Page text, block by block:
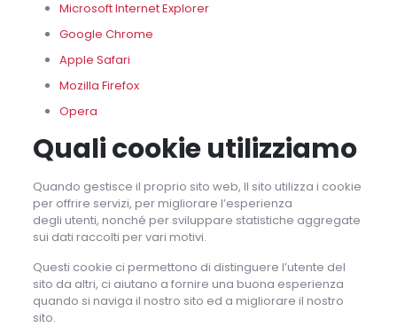
Microsoft Internet Explorer
Google Chrome
Apple Safari
Mozilla Firefox
Opera
Quali cookie utilizziamo
Quando gestisce il proprio sito web, Il sito utilizza i cookie
per offrire servizi, per migliorare l’esperienza
degli utenti, nonché per sviluppare statistiche aggregate
sui dati raccolti per vari motivi.
Questi cookie ci permettono di distinguere l’utente del
sito da altri, ci aiutano a fornire una buona esperienza
quando si naviga il nostro sito ed a migliorare il nostro
sito.